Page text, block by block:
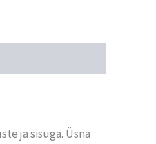
ja sisuga. Üsna